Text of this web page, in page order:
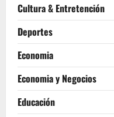
Cultura & Entretención
Deportes
Economia
Economia y Negocios
Educación